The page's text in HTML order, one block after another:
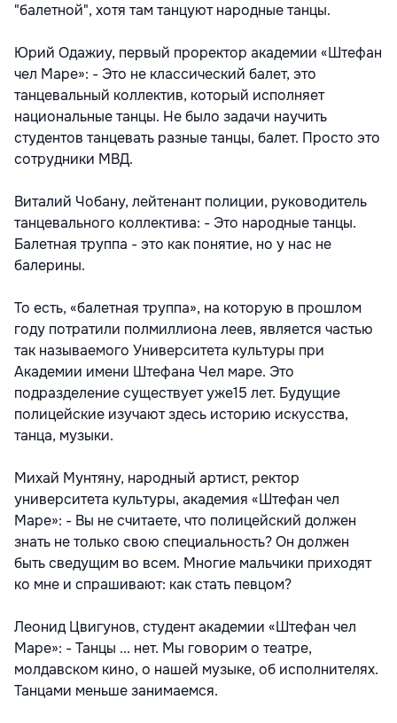
"балетной", хотя там танцуют народные танцы.
Юрий Одажиу, первый проректор академии «Штефан
чел Маре»: - Это не классический балет, это
танцевальный коллектив, который исполняет
национальные танцы. Не было задачи научить
студентов танцевать разные танцы, балет. Просто это
сотрудники МВД.
Виталий Чобану, лейтенант полиции, руководитель
танцевального коллектива: - Это народные танцы.
Балетная труппа - это как понятие, но у нас не
балерины.
То есть, «балетная труппа», на которую в прошлом
году потратили полмиллиона леев, является частью
так называемого Университета культуры при
Академии имени Штефана Чел маре. Это
подразделение существует уже15 лет. Будущие
полицейские изучают здесь историю искусства,
танца, музыки.
Михай Мунтяну, народный артист, ректор
университета культуры, академия «Штефан чел
Маре»: - Вы не считаете, что полицейский должен
знать не только свою специальность? Он должен
быть сведущим во всем. Многие мальчики приходят
ко мне и спрашивают: как стать певцом?
Леонид Цвигунов, студент академии «Штефан чел
Маре»: - Танцы ... нет. Мы говорим о театре,
молдавском кино, о нашей музыке, об исполнителях.
Танцами меньше занимаемся.